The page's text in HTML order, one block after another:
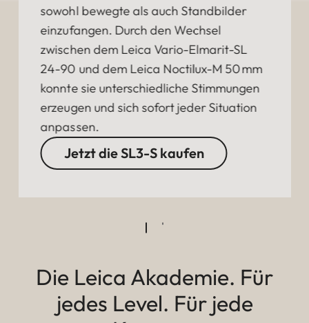
sowohl bewegte als auch Standbilder
einzufangen. Durch den Wechsel
zwischen dem Leica Vario-Elmarit-SL
24-90 und dem Leica Noctilux-M 50 mm
konnte sie unterschiedliche Stimmungen
erzeugen und sich sofort jeder Situation
anpassen.
Jetzt die SL3-S kaufen
Die Leica Akademie. Für
jedes Level. Für jede